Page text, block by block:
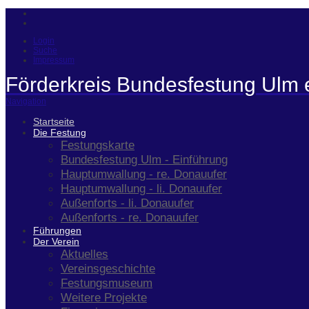
Login
Suche
Impressum
Förderkreis Bundesfestung Ulm
Navigation
Startseite
Die Festung
Festungskarte
Bundesfestung Ulm - Einführung
Hauptumwallung - re. Donauufer
Hauptumwallung - li. Donauufer
Außenforts - li. Donauufer
Außenforts - re. Donauufer
Führungen
Der Verein
Aktuelles
Vereinsgeschichte
Festungsmuseum
Weitere Projekte